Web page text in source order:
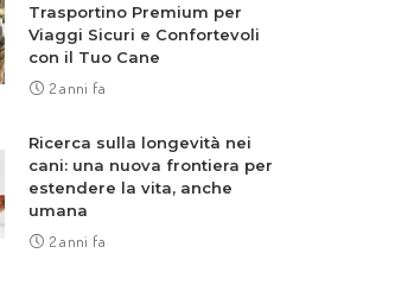
Trasportino Premium per
Viaggi Sicuri e Confortevoli
con il Tuo Cane
2 anni fa
Ricerca sulla longevità nei
cani: una nuova frontiera per
estendere la vita, anche
umana
2 anni fa